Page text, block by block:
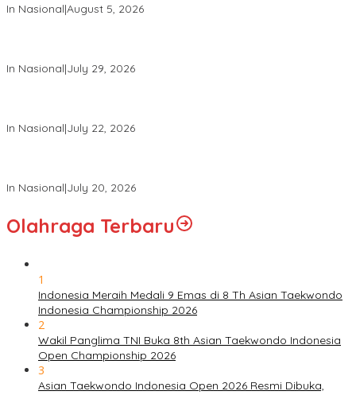
In Nasional|August 5, 2026
In Nasional|July 29, 2026
In Nasional|July 22, 2026
In Nasional|July 20, 2026
Olahraga Terbaru
1
Indonesia Meraih Medali 9 Emas di 8 Th Asian Taekwondo
Indonesia Championship 2026
2
Wakil Panglima TNI Buka 8th Asian Taekwondo Indonesia
Open Championship 2026
3
Asian Taekwondo Indonesia Open 2026 Resmi Dibuka,